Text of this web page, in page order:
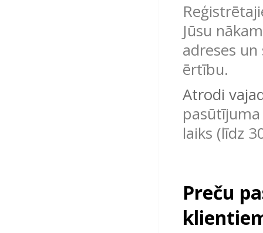
Jūsu
adreses
ērtību.
Atrodi
laiks (līdz
Preču